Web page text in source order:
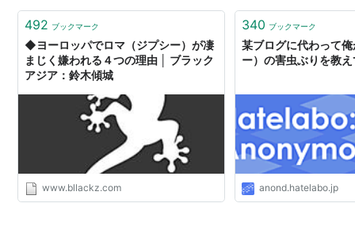
民族名。「エジプト人*1」が訛ったものが由来とされる
が、本当の発祥の地はインドなので勘違い系名称ではあ
る。
またしばしば蔑称としても用いられたため、今日的には
ロム*2とかロマ人（ロマ民族）と呼ぶことが多い。
出自はよく分かっていなかったが、言語学の進歩によっ
て彼らの言語であるロマニー語が分析された結果、相当
492 ブックマーク
◆ヨーロッパでロマ（ジプシー）が凄
まじく嫌われる４つの理由 │ ブラック
アジア：鈴木傾城
www.bllackz.com
340 ブックマーク
某ブログに代わって
ー）の害虫ぶりを教
anond.hatelabo.jp